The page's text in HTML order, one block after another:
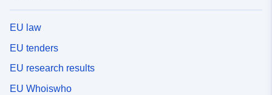
EU law
EU tenders
EU research results
EU Whoiswho